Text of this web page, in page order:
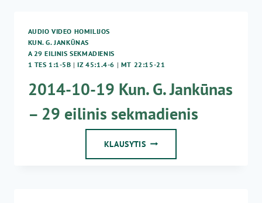
AUDIO VIDEO HOMILIJOS
KUN. G. JANKŪNAS
A 29 EILINIS SEKMADIENIS
1 TES 1:1-5B |IZ 45:1.4-6 | MT 22:15-21
2014-10-19 Kun. G. Jankūnas
– 29 eilinis sekmadienis
KLAUSYTIS2014-